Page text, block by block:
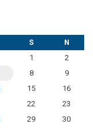
S
N
1
2
8
9
15
16
22
23
29
30